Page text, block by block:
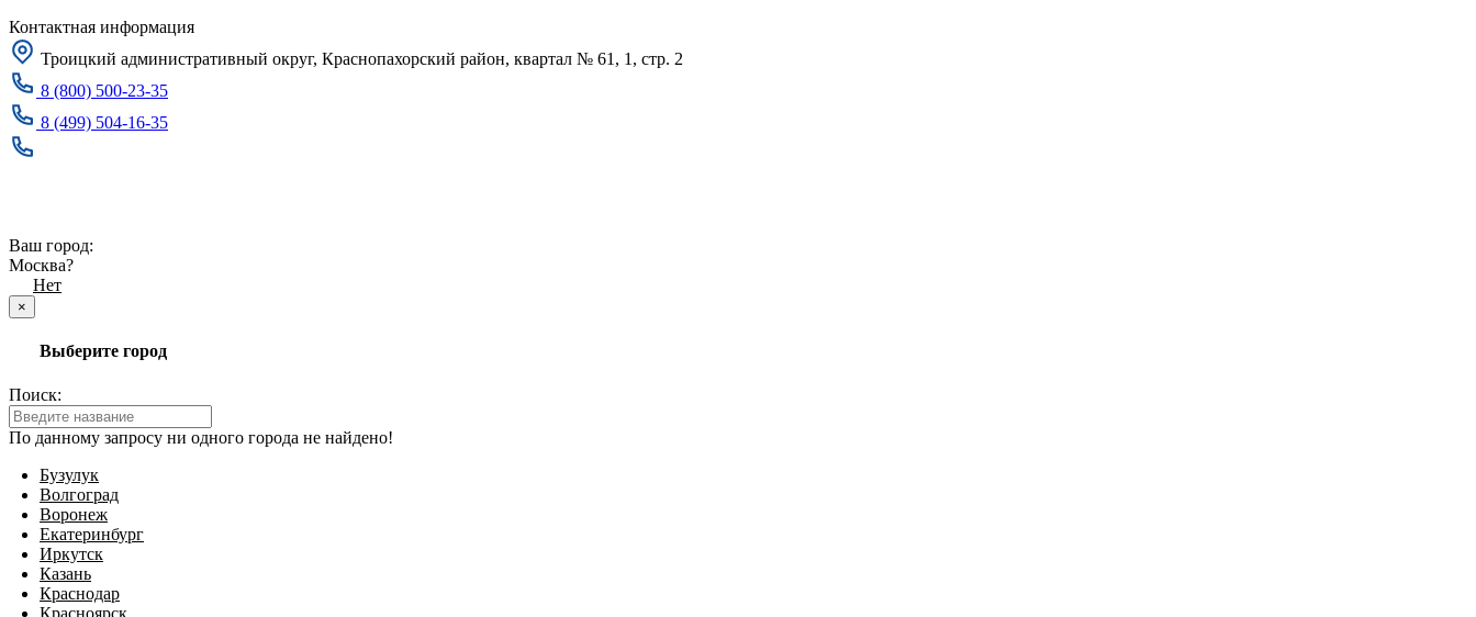
Контактная информация
Троицкий административный округ, Краснопахорский район, квартал № 61, 1, стр. 2
8 (800) 500-23-35
8 (499) 504-16-35
Ваш город:
Москва?
Нет
×
Выберите город
Поиск:
По данному запросу ни одного города не найдено!
Бузулук
Волгоград
Воронеж
Екатеринбург
Иркутск
Казань
Краснодар
Красноярск